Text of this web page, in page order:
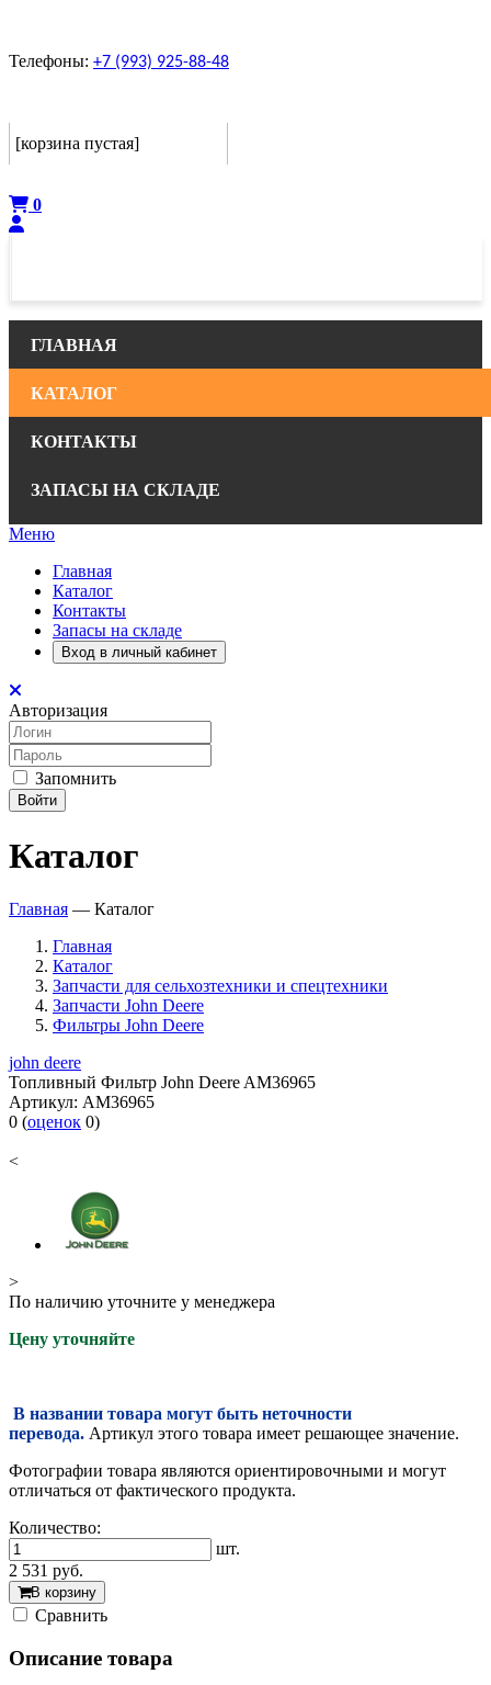
Телефоны: +7 (993) 925-88-48
[корзина пустая]
0
ГЛАВНАЯ
КАТАЛОГ
КОНТАКТЫ
ЗАПАСЫ НА СКЛАДЕ
Меню
Главная
Каталог
Контакты
Запасы на складе
Вход в личный кабинет
Авторизация
Запомнить
Войти
Каталог
Главная — Каталог
Главная
Каталог
Запчасти для сельхозтехники и спецтехники
Запчасти John Deere
Фильтры John Deere
john deere
Топливный Фильтр John Deere AM36965
Артикул: AM36965
0 (оценок 0)
<
>
По наличию уточните у менеджера
Цену уточняйте
В названии товара могут быть неточности
перевода. Артикул этого товара имеет решающее значение.
Фотографии товара являются ориентировочными и могут
отличаться от фактического продукта.
Количество:
шт.
2 531 руб.
В корзину
Cравнить
Описание товара